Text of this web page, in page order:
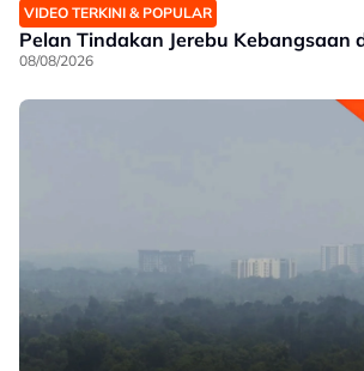
VIDEO TERKINI & POPULAR
Pelan Tindakan Jerebu Kebangsaan
08/08/2026